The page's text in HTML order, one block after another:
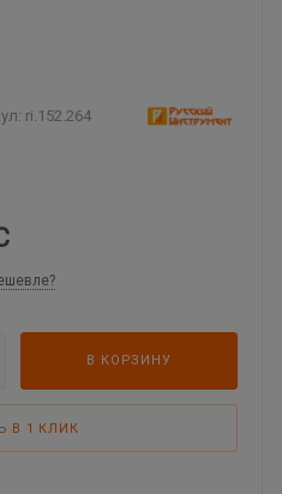
ri.152.264
В КОРЗИНУ
В 1 КЛИК